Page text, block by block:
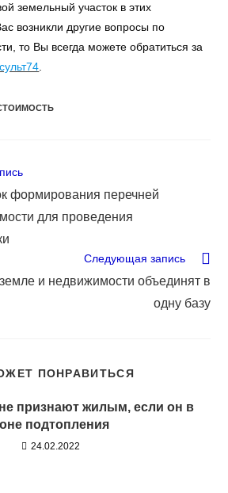
земельный участок в этих
возникли другие вопросы по
то Вы всегда можете обратиться за
формирования перечней
для проведения
Следующая запись
и недвижимости объединят в
одну базу
ПОНРАВИТЬСЯ
признают жилым, если он в
подтопления
24.02.2022